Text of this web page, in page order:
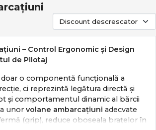
– Control Ergonomic și Design
de Pilotaj
o componentă funcțională a
ci reprezintă legătura directă și
și comportamentul dinamic al bărcii
unor volane ambarcațiuni adecvate
(grip), reduce oboseala brațelor în